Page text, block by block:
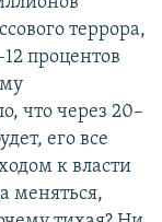
террора,
процентов
что через 20–
его все
к власти
меняться,